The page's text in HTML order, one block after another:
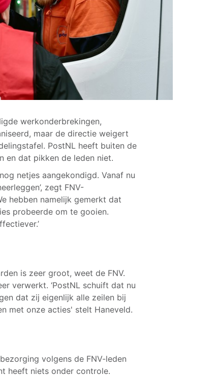
werkonderbrekingen,
maar de directie weigert
PostNL heeft buiten de
en dat pikken de leden niet.
netjes aangekondigd. Vanaf nu
zegt FNV-
hebben namelijk gemerkt dat
probeerde om te gooien.
is zeer groot, weet de FNV.
verwerkt. ‘PostNL schuift dat nu
dat zij eigenlijk alle zeilen bij
met onze acties' stelt Haneveld.
volgens de FNV-leden
heeft niets onder controle.